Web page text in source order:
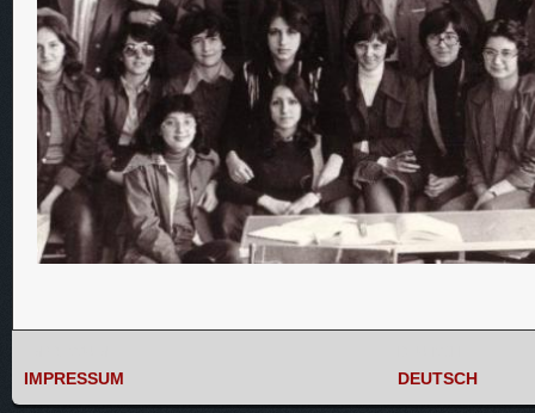
IMPRESSUM DEUTSCH